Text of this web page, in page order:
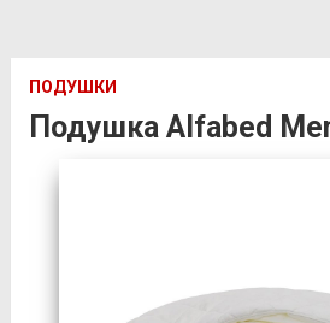
ПОДУШКИ
Подушка Alfabed